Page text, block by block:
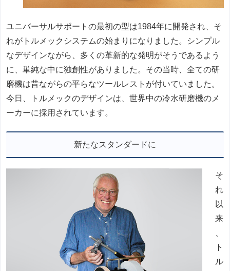
ユニバーサルサポートの最初の型は1984年に開発され、そ
れがトルメックシステムの始まりになりました。シンプル
なデザインながら、多くの革新的な発明がそうであるよう
に、単純な中に独創性がありました。その当時、全ての研
磨機は昔ながらの平らなツールレストが付いていました。
今日、トルメックのデザインは、世界中の冷水研磨機のメ
ーカーに採用されています。
新たなスタンダードに
そ
れ
以
来
、
ト
ル